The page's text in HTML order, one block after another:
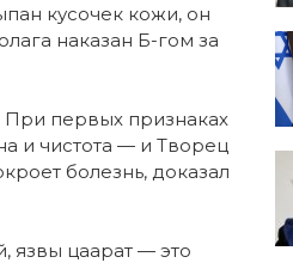
ку­со­чек ко­жи, он
на­ка­зан Б-гом за
При пер­вых при­зна­ках
и чис­то­та — и Тво­рец
бо­лезнь, до­ка­зал
яз­вы ца­а­рат — это